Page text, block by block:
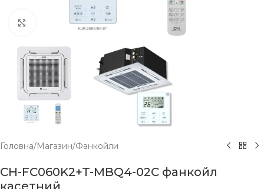
Click to enlarge
Головна/Магазин/Фанкойли
CH-FC060K2+T-MBQ4-02C фанкойл
касетний